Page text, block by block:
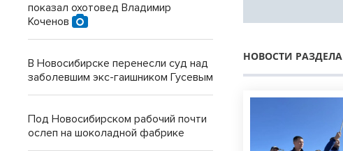
НОВОСТИ РАЗДЕЛА
показал охотовед Владимир
Коченов
В Новосибирске перенесли суд над
заболевшим экс-гаишником Гусевым
Под Новосибирском рабочий почти
ослеп на шоколадной фабрике